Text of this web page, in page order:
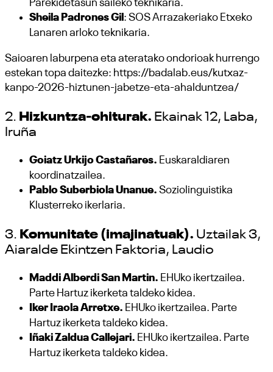
Parekidetasun saileko teknikaria.
Sheila Padrones Gil : SOS Arrazakeriako Etxeko
Lanaren arloko teknikaria.
Saioaren laburpena eta ateratako ondorioak hurrengo
estekan topa daitezke: https://badalab.eus/kutxaz-
kanpo-2026-hiztunen-jabetze-eta-ahalduntzea/
2. Hizkuntza-ohiturak. Ekainak 12, Laba,
Iruña
Goiatz Urkijo Castañares. Euskaraldiaren
koordinatzailea.
Pablo Suberbiola Unanue. Soziolinguistika
Klusterreko ikerlaria.
3. Komunitate (imajinatuak). Uztailak 3,
Aiaralde Ekintzen Faktoria, Laudio
Maddi Alberdi San Martin. EHUko ikertzailea.
Parte Hartuz ikerketa taldeko kidea.
Iker Iraola Arretxe. EHUko ikertzailea. Parte
Hartuz ikerketa taldeko kidea.
Iñaki Zaldua Callejari. EHUko ikertzailea. Parte
Hartuz ikerketa taldeko kidea.